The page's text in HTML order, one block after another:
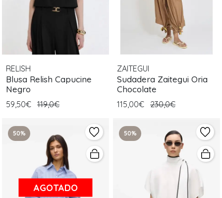
RELISH
Blusa Relish Capucine
Negro
59,50€ 119,0€
ZAITEGUI
Sudadera Zaitegui Oria
Chocolate
115,00€ 230,0€
50%
AGOTADO
50%